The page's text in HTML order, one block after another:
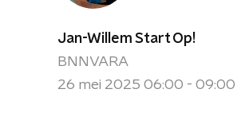
Jan-Willem Start Op!
BNNVARA
26 mei 2025 06:00 - 09:00